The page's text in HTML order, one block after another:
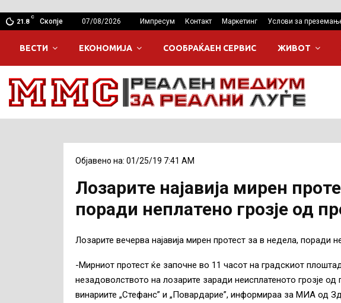
21.8
C
Скопје 07/08/2026 Импресум Контакт Маркетинг Услови за
ВЕСТИ ЕКОНОМИЈА СООБРАЌАЕН СЕРВИС ЖИВОТ
Објавено на: 01/25/19 7:41 AM
Лозарите најавија мирен
поради неплатено грозје од
Лозарите вечерва најавија мирен протест за в недела, поради
-Мирниот протест ќе започне во 11 часот на градскиот
незадоволството на лозарите заради неисплатеното грозје
винариите „Стефанс” и „Повардарие”, информираа за МИА од